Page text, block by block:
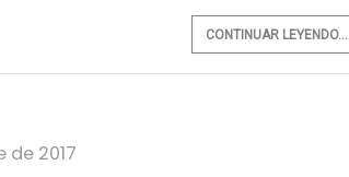
CONTINUAR LEYENDO...
2017